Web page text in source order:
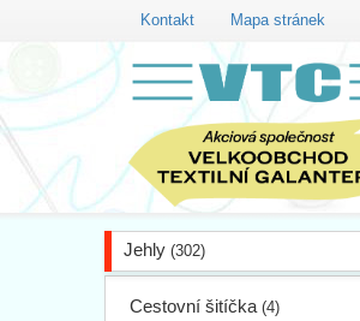
Kontakt Mapa stránek
Jehly (302)
Cestovní šitíčka (4)